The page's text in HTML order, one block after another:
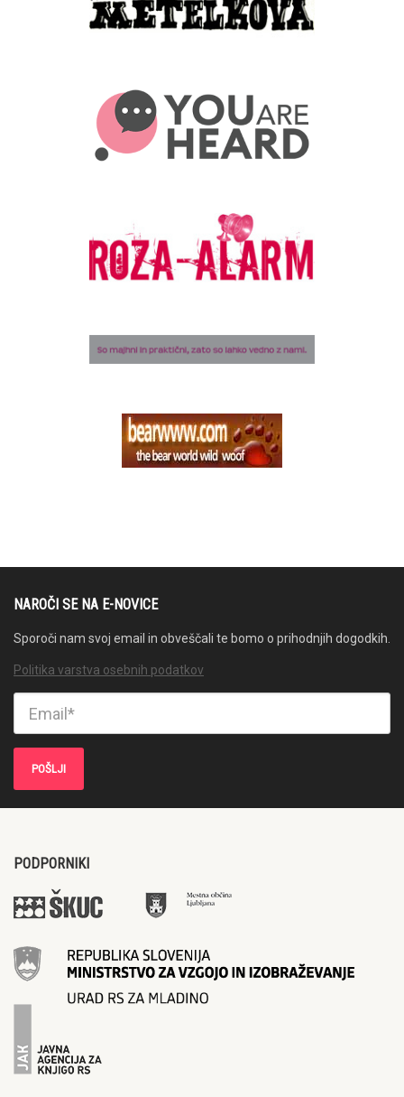
NAROČI SE NA E-NOVICE
Sporoči nam svoj email in obveščali te bomo o prihodnjih dogodkih.
Politika varstva osebnih podatkov
PODPORNIKI